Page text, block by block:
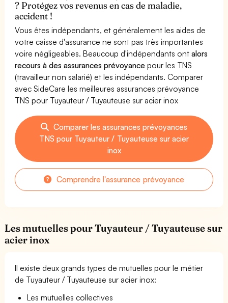
? Protégez vos revenus en cas de maladie,
accident !
Vous êtes indépendants, et généralement les aides de
votre caisse d'assurance ne sont pas très importantes
voire négligeables. Beaucoup d'indépendants ontalors
recours à des assurances prévoyance pour les TNS
(travailleur non salarié) et les indépendants. Comparer
avec SideCare les meilleures assurances prévoyance
TNS pour Tuyauteur / Tuyauteuse sur acier inox
Comparer les assurances prévoyances
TNS pour Tuyauteur / Tuyauteuse sur acier
inox
Comprendre l'assurance prévoyance
Les mutuelles pour Tuyauteur / Tuyauteuse sur
acier inox
Il existe deux grands types de mutuelles pour le métier
de Tuyauteur / Tuyauteuse sur acier inox:
Les mutuelles collectives